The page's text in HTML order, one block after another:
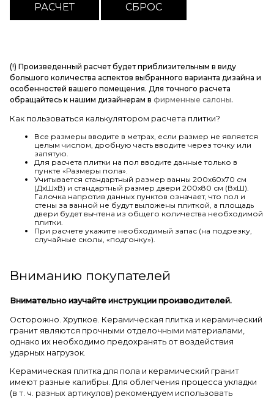
(!) Произведенный расчет будет приблизительным в виду
большого количества аспектов выбранного варианта дизайна и
особенностей вашего помещения. Для точного расчета
обращайтесь к нашим дизайнерам в фирменные салоны.
Как пользоваться калькулятором расчета плитки?
Все размеры вводите в метрах, если размер не является
целым числом, дробную часть вводите через точку или
запятую.
Для расчета плитки на пол вводите данные только в
пункте «Размеры пола».
Учитывается стандартный размер ванны 200х60х70 см
(ДхШхВ) и стандартный размер двери 200х80 см (ВхШ).
Галочка напротив данных пунктов означает, что пол и
стены за ванной не будут выложены плиткой, а площадь
двери будет вычтена из общего количества необходимой
плитки.
При расчете укажите необходимый запас (на подрезку,
случайные сколы, «подгонку»).
Вниманию покупателей
Внимательно изучайте инструкции производителей.
Осторожно. Хрупкое. Керамическая плитка и керамический
гранит являются прочными отделочными материалами,
однако их необходимо предохранять от воздействия
ударных нагрузок.
Керамическая плитка для пола и керамический гранит
имеют разные калибры. Для облегчения процесса укладки
(в т. ч. разных артикулов) рекомендуем использовать